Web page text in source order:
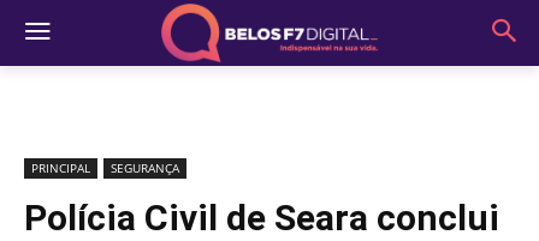
PRINCIPAL SEGURANÇA
Polícia Civil de Seara conclui